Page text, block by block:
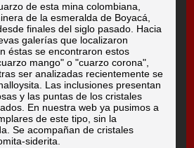
de esta mina colombiana,
de la esmeralda de Boyacá,
finales del siglo pasado. Hacia
galerías que localizaron
éstas se encontraron estos
mango" o "cuarzo corona",
ser analizadas recientemente se
Las inclusiones presentan
y las puntas de los cristales
En nuestra web ya pusimos a
de este tipo, sin la
Se acompañan de cristales
siderita.